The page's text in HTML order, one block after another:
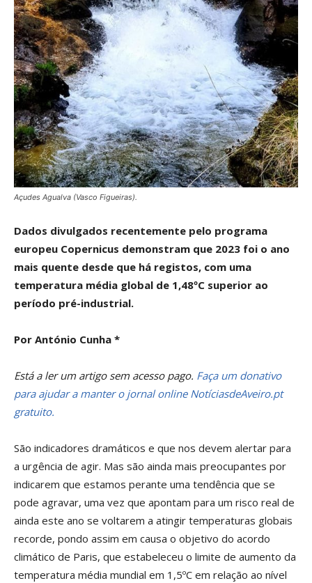
Açudes Agualva (Vasco Figueiras).
Dados divulgados recentemente pelo programa
europeu Copernicus demonstram que 2023 foi o ano
mais quente desde que há registos, com uma
temperatura média global de 1,48ºC superior ao
período pré-industrial.
Por António Cunha *
Está a ler um artigo sem acesso pago. Faça um donativo
para ajudar a manter o jornal online NotíciasdeAveiro.pt
gratuito.
São indicadores dramáticos e que nos devem alertar para
a urgência de agir. Mas são ainda mais preocupantes por
indicarem que estamos perante uma tendência que se
pode agravar, uma vez que apontam para um risco real de
ainda este ano se voltarem a atingir temperaturas globais
recorde, pondo assim em causa o objetivo do acordo
climático de Paris, que estabeleceu o limite de aumento da
temperatura média mundial em 1,5ºC em relação ao nível